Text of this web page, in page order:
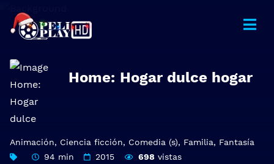
Home: Hogar dulce hogar
Animación, Ciencia ficción, Comedia (s), Familia, Fantasía
94 min
2015 698 vistas